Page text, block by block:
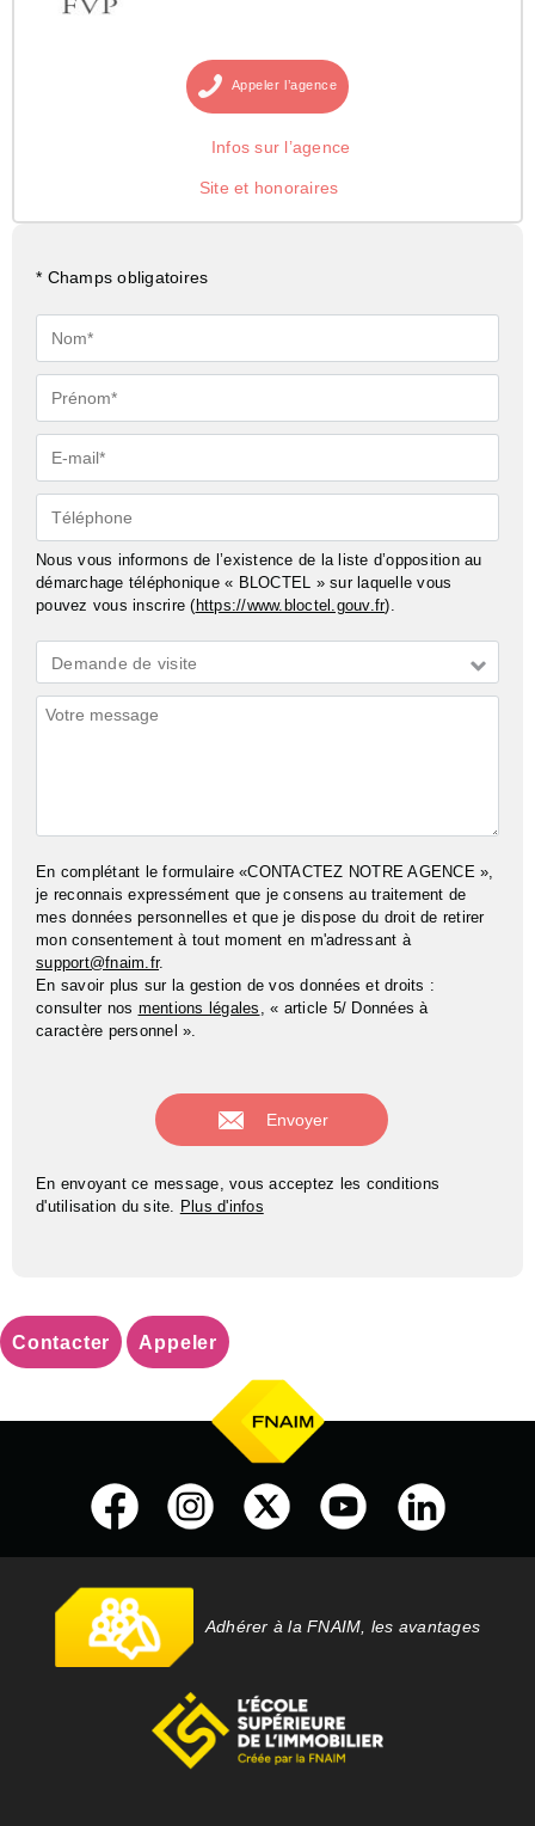
Appeler l’agence
Infos sur l’agence
Site et honoraires
* Champs obligatoires
Nom*
Prénom*
E-
mail*
Téléphone
Nous vous informons de l’existence de la liste d’opposition au
démarchage téléphonique « BLOCTEL » sur laquelle vous
pouvez vous inscrire ( https://www.bloctel.gouv.fr).
Demande
*
Demande de visite
Commentaires
En complétant le formulaire «CONTACTEZ NOTRE AGENCE »,
je reconnais expressément que je consens au traitement de
mes données personnelles et que je dispose du droit de retirer
mon consentement à tout moment en m'adressant à
support@fnaim.fr.
En savoir plus sur la gestion de vos données et droits :
consulter nos mentions légales , « article 5/ Données à
caractère personnel ».
En envoyant ce message, vous acceptez les conditions
d'utilisation du site. Plus d'infos
Contacter Appeler
Adhérer à la FNAIM, les avantages